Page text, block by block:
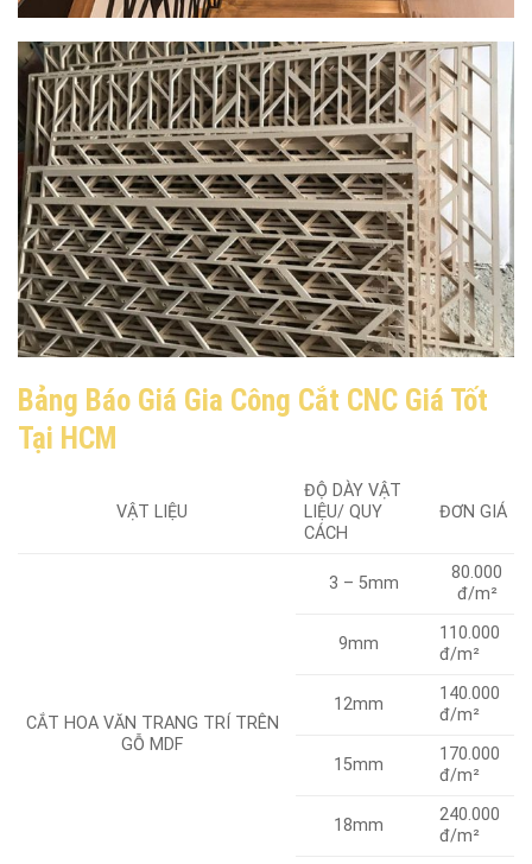
Bảng Báo Giá Gia Công Cắt CNC Giá Tốt
Tại HCM
VẬT LIỆU
ĐỘ DÀY VẬT
LIỆU/ QUY
CÁCH
ĐƠN GIÁ
CẮT HOA VĂN TRANG TRÍ TRÊN
GỖ MDF
3 – 5mm
80.000
đ/m²
9mm
110.000
đ/m²
12mm
140.000
đ/m²
15mm
170.000
đ/m²
18mm
240.000
đ/m²